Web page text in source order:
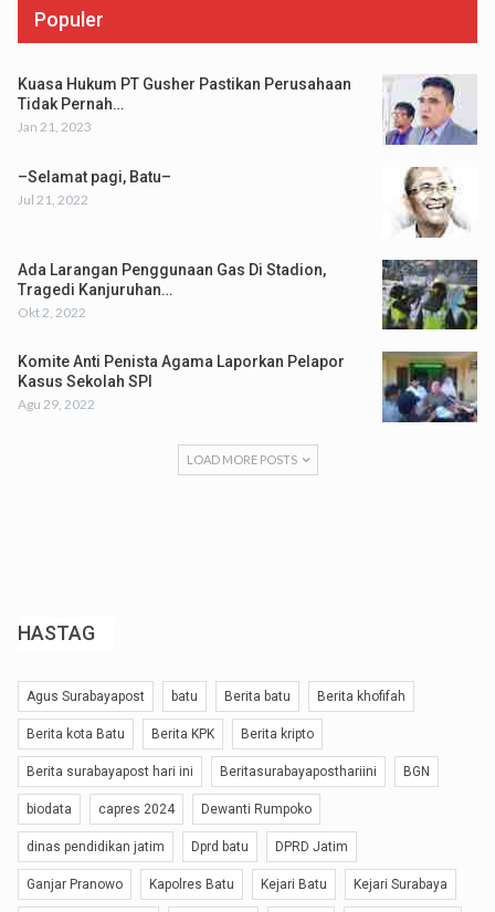
Populer
Kuasa Hukum PT Gusher Pastikan Perusahaan
Tidak Pernah…
Jan 21, 2023
–Selamat pagi, Batu–
Jul 21, 2022
Ada Larangan Penggunaan Gas Di Stadion,
Tragedi Kanjuruhan…
Okt 2, 2022
Komite Anti Penista Agama Laporkan Pelapor
Kasus Sekolah SPI
Agu 29, 2022
LOAD MORE POSTS
HASTAG
Agus Surabayapost batu Berita batu Berita khofifah
Berita kota Batu Berita KPK Berita kripto
Berita surabayapost hari ini Beritasurabayaposthariini BGN
biodata capres 2024 Dewanti Rumpoko
dinas pendidikan jatim Dprd batu DPRD Jatim
Ganjar Pranowo Kapolres Batu Kejari Batu Kejari Surabaya